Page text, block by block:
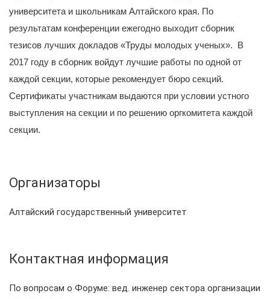
университета и школьникам Алтайского края. По
результатам конференции ежегодно выходит сборник
тезисов лучших докладов «Труды молодых ученых». В
2017 году в сборник войдут лучшие работы по одной от
каждой секции, которые рекомендует бюро секций.
Сертификаты участникам выдаются при условии устного
выступления на секции и по решению оргкомитета каждой
секции.
Организаторы
Алтайский государственный университет
Контактная информация
По вопросам о Форуме: вед. инженер сектора организации